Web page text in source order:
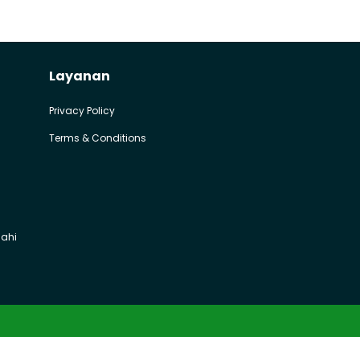
Layanan
Privacy Policy
Terms & Conditions